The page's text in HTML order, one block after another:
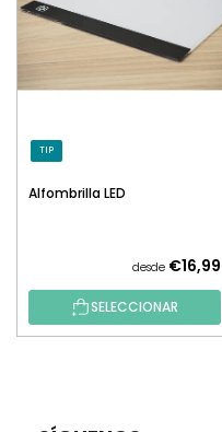
TIP
Alfombrilla LED
desde €16,99
SELECCIONAR